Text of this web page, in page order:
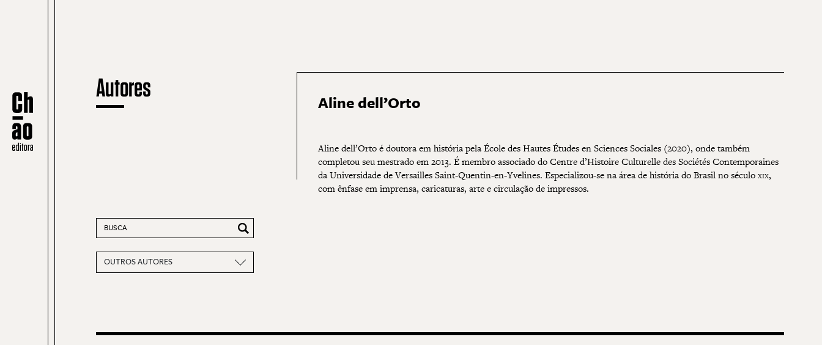
Autores
OUTROS AUTORES
Aline dell’Orto
Aline dell’Orto é doutora em história pela École des Hautes Études en Sciences Sociales (2020), onde também
completou seu mestrado em 2013. É membro associado do Centre d’Histoire Culturelle des Sociétés Contemporaines
da Universidade de Versailles Saint-Quentin-en-Yvelines. Especializou-se na área de história do Brasil no século xix,
com ênfase em imprensa, caricaturas, arte e circulação de impressos.